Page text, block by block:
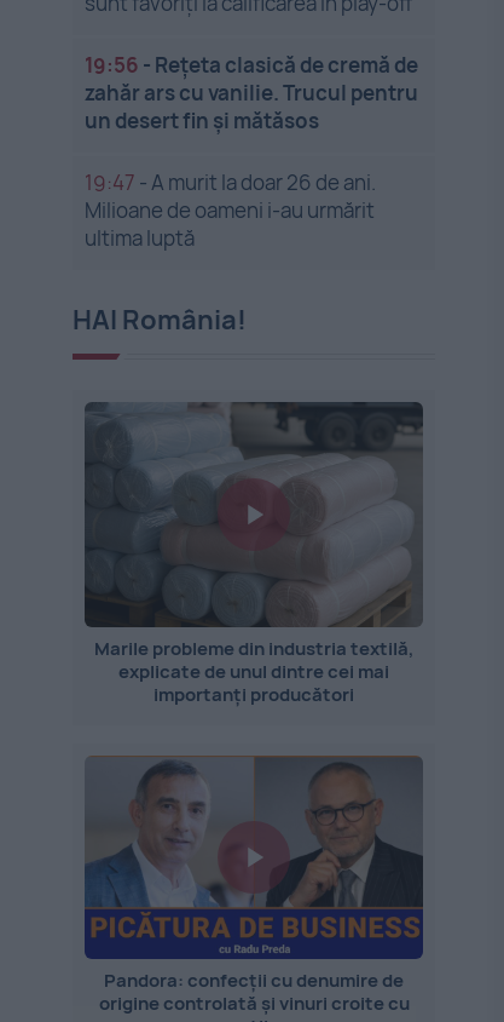
19:56 - Rețeta clasică de cremă de
zahăr ars cu vanilie. Trucul pentru
un desert fin și mătăsos
19:47 -A murit la doar 26 de ani.
Milioane de oameni i-au urmărit
ultima luptă
HAI România!
Marile probleme din industria textilă,
explicate de unul dintre cei mai
importanți producători
Pandora: confecții cu denumire de
origine controlată și vinuri croite cu